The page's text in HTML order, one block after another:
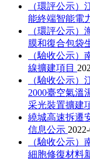
（環評公示
能終端智能電
（環評公示
膜和復合包袋
（驗收公示
線擴建項目
（驗收公示
2000臺空氣溫
采光裝置擴建
繞城高速拆遷
信息公示
（驗收公示
細胞修復材料